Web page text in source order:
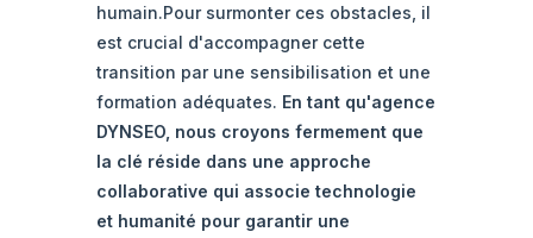
humain.Pour surmonter ces obstacles, il
est crucial d'accompagner cette
transition par une sensibilisation et une
formation adéquates. En tant qu'agence
DYNSEO, nous croyons fermement que
la clé réside dans une approche
collaborative qui associe technologie
et humanité pour garantir une